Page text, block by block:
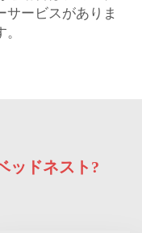
サービスがありま
。
ッドネスト?